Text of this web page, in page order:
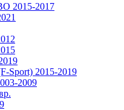
2015-2017
Sport) 2015-2019
2009